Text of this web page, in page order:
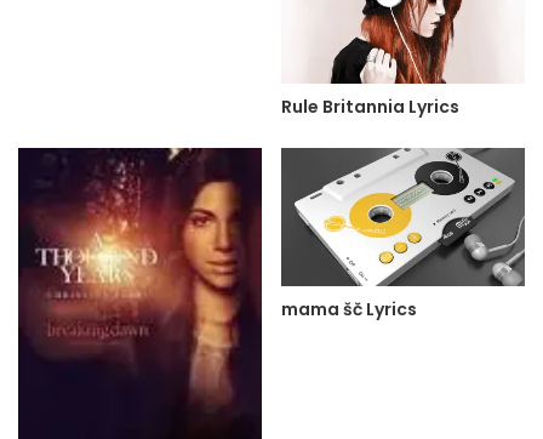
Rule Britannia Lyrics
mama šč Lyrics